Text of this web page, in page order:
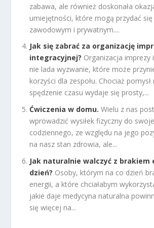
zabawa, ale również doskonała
umiejętności, które mogą przydać się
zawodowym i prywatnym....
Jak się zabrać za organizację
integracyjnej? Organizacja
nie lada wyzwanie, które może
korzyści dla zespołu. Chociaż
spędzenie czasu wydaje się prosty,...
Ćwiczenia w domu. Wielu z nas
wprowadzić wysiłek fizyczny do
codziennego, ze względu na jego
na nasz stan zdrowia, ale...
Jak naturalnie walczyć z brakiem
dzień? Osoby, którym na co dzień
energii, a które chciałabym
jakie daje medycyna naturalna
się więcej na...